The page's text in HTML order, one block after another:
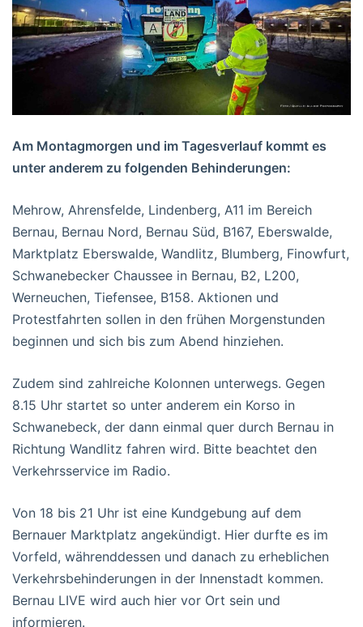
Am Montagmorgen und im Tagesverlauf kommt es
unter anderem zu folgenden Behinderungen:
Mehrow, Ahrensfelde, Lindenberg, A11 im Bereich
Bernau, Bernau Nord, Bernau Süd, B167, Eberswalde,
Marktplatz Eberswalde, Wandlitz, Blumberg, Finowfurt,
Schwanebecker Chaussee in Bernau, B2, L200,
Werneuchen, Tiefensee, B158. Aktionen und
Protestfahrten sollen in den frühen Morgenstunden
beginnen und sich bis zum Abend hinziehen.
Zudem sind zahlreiche Kolonnen unterwegs. Gegen
8.15 Uhr startet so unter anderem ein Korso in
Schwanebeck, der dann einmal quer durch Bernau in
Richtung Wandlitz fahren wird. Bitte beachtet den
Verkehrsservice im Radio.
Von 18 bis 21 Uhr ist eine Kundgebung auf dem
Bernauer Marktplatz angekündigt. Hier durfte es im
Vorfeld, währenddessen und danach zu erheblichen
Verkehrsbehinderungen in der Innenstadt kommen.
Bernau LIVE wird auch hier vor Ort sein und
informieren.